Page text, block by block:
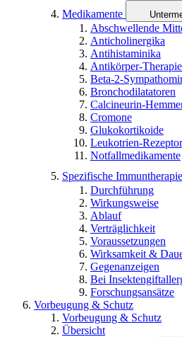
Medikamente
Abschwellende
Anticholinergika
Antihistaminika
Antikörper-
Beta-2-
Bronchodilatatoren
Calcineurin-
Cromone
Glukokortikoide
Leukotrien-
Notfallmedikamente
Spezifische Immuntherapie
Durchführung
Wirkungsweise
Ablauf
Verträglichkeit
Voraussetzungen
Wirksamkeit &
Gegenanzeigen
Bei
Forschungsansätze
Vorbeugung & Schutz
Vorbeugung & Schutz
Übersicht